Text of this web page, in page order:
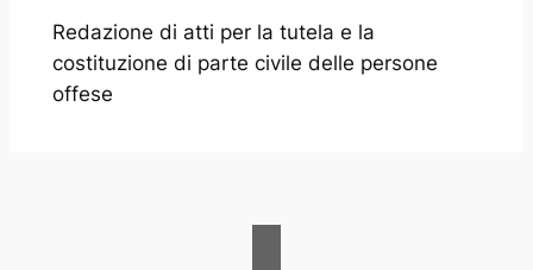
Redazione di atti per la tutela e la
costituzione di parte civile delle persone
offese